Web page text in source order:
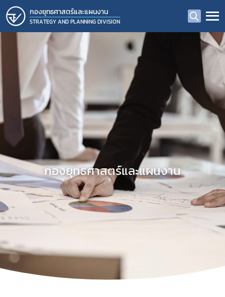
กองยุทธศาสตร์และแผนงาน
STRATEGY AND PLANNING DIVISION
กองยุทธศาสตร์และแผนงาน